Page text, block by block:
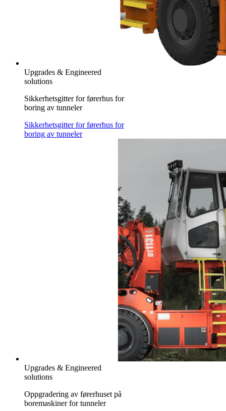
Upgrades & Engineered
solutions
Sikkerhetsgitter for førerhus for
boring av tunneler
Sikkerhetsgitter for førerhus for
boring av tunneler
Upgrades & Engineered
solutions
Oppgradering av førerhuset på
boremaskiner for tunneler